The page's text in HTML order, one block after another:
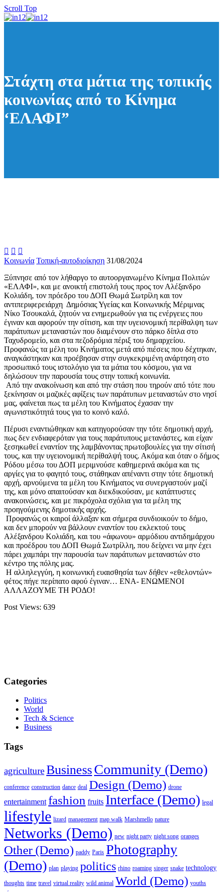
Scroll Top
Στάχτη στα μάτια της τοπικής
κοινωνίας από το Κίνημα
‘ΕΛΑΦΙ”
  
Κοινωνία Τοπική-αυτοδιοίκηση 31/08/2024
Ξύπνησε από τον λήθαργο το αυτοοργανωμένο Κίνημα Πολιτών
«ΕΛΑΦΙ», και με ανοικτή επιστολή τους προς τον Αλέξανδρο
Κολιάδη, τον πρόεδρο του ΔΟΠ Θωμά Σωτρίλη και τον
αντιπεριφερειάρχη Δημόσιας Υγείας και Κοινωνικής Μέριμνας
Νίκο Τσουκαλά, ζητούν να ενημερωθούν για τις ενέργειες που
έγιναν και αφορούν την σίτιση, και την υγειονομική περίθαλψη των
παράτυπων μεταναστών που διαμένουν στο πάρκο δίπλα στο
Ταχυδρομείο, και στα πεζοδρόμια πέριξ του δημαρχείου.
Προφανώς τα μέλη του Κινήματος μετά από πιέσεις που δέχτηκαν,
αναγκάστηκαν και προέβησαν στην συγκεκριμένη ανάρτηση στο
προσωπικό τους ιστολόγιο για τα μάτια του κόσμου, για να
δηλώσουν την παρουσία τους στην τοπική κοινωνία.
Από την ανακοίνωση και από την στάση που τηρούν από τότε που
ξεκίνησαν οι μαζικές αφίξεις των παράτυπων μεταναστών στο νησί
μας, φαίνεται πως τα μέλη του Κινήματος έχασαν την
αγωνιστικότητά τους για το κοινό καλό.
Πέρυσι εναντιώθηκαν και κατηγορούσαν την τότε δημοτική αρχή,
πως δεν ενδιαφερόταν για τους παράτυπους μετανάστες, και είχαν
ξεσηκωθεί εναντίον της λαμβάνοντας πρωτοβουλίες για την σίτισή
τους, και την υγειονομική περίθαλψή τους. Ακόμα και όταν ο δήμος
Ρόδου μέσω του ΔΟΠ μεριμνούσε καθημερινά ακόμα και τις
αργίες για το φαγητό τους, στάθηκαν απέναντι στην τότε δημοτική
αρχή, αρνούμενα τα μέλη του Κινήματος να συνεργαστούν μαζί
της, και μόνο απαιτούσαν και διεκδικούσαν, με κατάπτυστες
ανακοινώσεις, και με πικρόχολα σχόλια για τα μέλη της
προηγούμενης δημοτικής αρχής.
Προφανώς οι καιροί άλλαξαν και σήμερα συνδιοικούν το δήμο,
και δεν μπορούν να βάλλουν εναντίον του εκλεκτού τους
Αλέξανδρου Κολιάδη, και του «άφωνου» αρμόδιου αντιδημάρχου
και προέδρου του ΔΟΠ Θωμά Σωτρίλλη, που δείχνει να μην έχει
πάρει χαμπάρι την παρουσία των παράτυπων μεταναστών στο
κέντρο της πόλης μας.
Η αλληλεγγύη, η κοινωνική ευαισθησία των δήθεν «εθελοντών»
φέτος πήγε περίπατο αφού έγιναν… ΕΝΑ- ΕΝΩΜΕΝΟΙ
ΑΛΛΑΖΟΥΜΕ ΤΗ ΡΟΔΟ!
Post Views: 639
Categories
Politics
World
Tech & Science
Business
Tags
agricultureBusinessCommunity (Demo)
conference construction dance deal Design (Demo) drone
entertainment fashion fruits Interface (Demo) legal
lifestyle lizard management map walk Marshmello nature
Networks (Demo) new night party night song oranges
Other (Demo) paddy Paris Photography
(Demo) plan playing politics rhino roaming singer snake technology
thoughts time travel virtual reality wild animal World (Demo) youths